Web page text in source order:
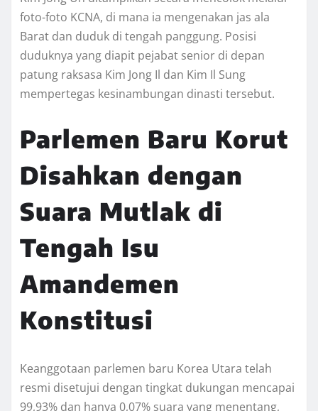
foto-foto KCNA, di mana ia mengenakan jas ala
Barat dan duduk di tengah panggung. Posisi
duduknya yang diapit pejabat senior di depan
patung raksasa Kim Jong Il dan Kim Il Sung
mempertegas kesinambungan dinasti tersebut.
Parlemen Baru Korut
Disahkan dengan
Suara Mutlak di
Tengah Isu
Amandemen
Konstitusi
Keanggotaan parlemen baru Korea Utara telah
resmi disetujui dengan tingkat dukungan mencapai
99,93% dan hanya 0,07% suara yang menentang,